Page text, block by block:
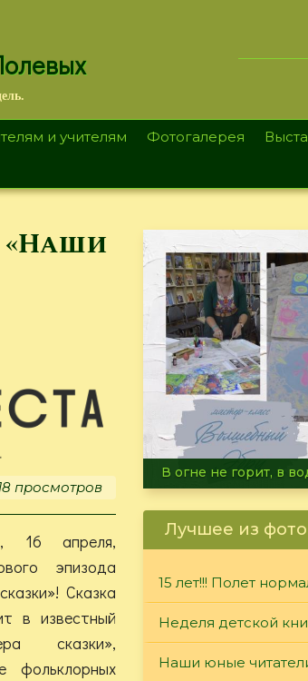
и учителям Фотогалерея
«Наши
просмотров
16 апреля,
эпизода
Сказка
в известный
сказки»,
фольклорных
Летние турниры
Лучшее из
15 лет!!! Полет
Неделя детской
Наши юные